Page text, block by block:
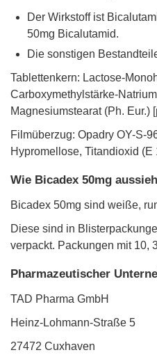
Der Wirkstoff ist
50mg Bicalutamid.
Die sonstigen
Tablettenkern: Lactose-
Carboxymethylstärke-
Magnesiumstearat (Ph. Eur.)
Filmüberzug: Opadry OY-S-
Hypromellose, Titandioxid
Wie Bicadex 50mg
Bicadex 50mg sind weiße,
Diese sind in
verpackt. Packungen mit 10,
Pharmazeutischer
TAD Pharma GmbH
Heinz-Lohmann-Straße 5
27472 Cuxhaven